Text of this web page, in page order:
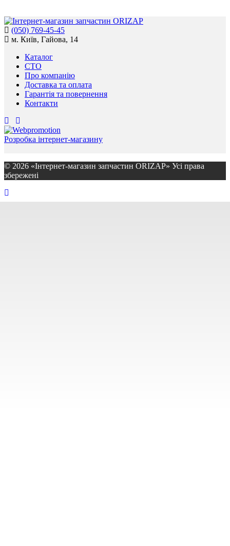
(050) 769-45-45
м. Київ, Гайова, 14
Каталог
СТО
Про компанію
Доставка та оплата
Гарантія та повернення
Контакти
Розробка інтернет-магазину
© 2026 «Інтернет-магазин запчастин ORIZAP» Усі права
збережені